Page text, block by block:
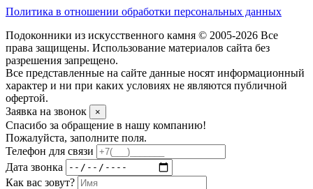
Политика в отношении обработки персональных данных
Подоконники из искусственного камня © 2005-2026 Все
права защищены. Использование материалов сайта без
разрешения запрещено.
Все представленные на сайте данные носят информационный
характер и ни при каких условиях не являются публичной
офертой.
Заявка на звонок
×
Спасибо за обращение в нашу компанию!
Пожалуйста, заполните поля.
Телефон для связи
Дата звонка
Как вас зовут?